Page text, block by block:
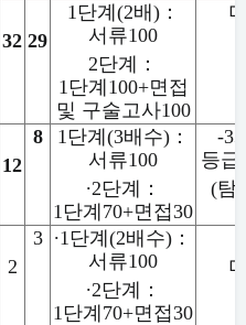
32 29
1단계 (2배 )：
서류100
2단계
：
1단계 100+면접
및 구술고사100
12
8 1단계 (3배수)：
서류100
∙2단계
：
1단계 70+면접30
-3
등
(탐
2
3 ∙1단계 (2배수) ：
서류100
∙2단계
：
1단계 70+면접30